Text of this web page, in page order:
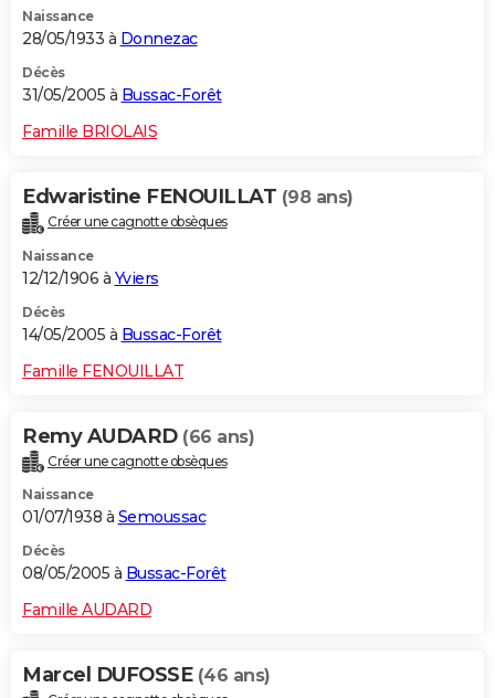
Naissance
28/05/1933 à Donnezac
Décès
31/05/2005 à Bussac-Forêt
Famille BRIOLAIS
Edwaristine FENOUILLAT (98 ans)
Créer une cagnotte obsèques
Naissance
12/12/1906 à Yviers
Décès
14/05/2005 à Bussac-Forêt
Famille FENOUILLAT
Remy AUDARD (66 ans)
Créer une cagnotte obsèques
Naissance
01/07/1938 à Semoussac
Décès
08/05/2005 à Bussac-Forêt
Famille AUDARD
Marcel DUFOSSE (46 ans)